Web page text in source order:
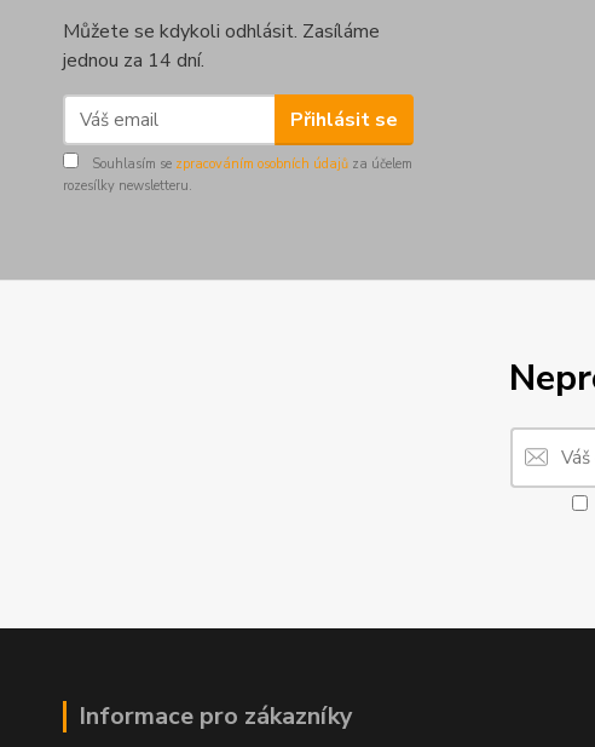
Můžete se kdykoli odhlásit. Zasíláme
jednou za 14 dní.
Přihlásit se
Souhlasím se zpracováním osobních údajů za účelem
rozesílky newsletteru.
Informace pro zákazníky